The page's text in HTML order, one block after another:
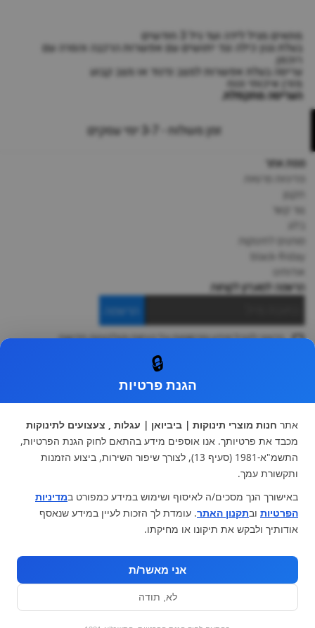
מתאים מגיל לידה ועד גיל 3 חודשים
בעלת גגון כילה נגד יתושים עם אפשרות הרכבה והסרה עם
רוכסן.
עריסה בעלת אפשרות למצב נדנוד או מצב קבוע
מזרן איכותי ונוח
העריסה מתקפלת.
זמן משלוח - 3-7 ימי עסקים
מפת אתר
צור קשר
מותגים לתינוקות
black-friday
אודותינו
הרשמה למועדון לקוחות
הרשמה
ברצוני לקבל מידע ופרסומות על הנחות וקולקציות חדשות
עגלות וטיולונים
כיסא בטיחות ואביזרים
ריהוט לתינוקות
מצעים למיטת תינוק וטקסטיל
צעצועי ילדים
על גלגלים
הנקה והאכלה
מוצרי אמבטיה
מוזמנים לבקר אותנו:
🔒
הגנת פרטיות
אתר חנות מוצרי תינוקות | ביביואן | עגלות , צעצועים לתינוקות
מכבד את פרטיותך. אנו אוספים מידע בהתאם לחוק הגנת הפרטיות,
התשמ"א-1981 (סעיף 13), לצורך שיפור השירות, ביצוע הזמנות
ותקשורת עמך.
באישורך הנך מסכים/ה לאיסוף ושימוש במידע כמפורט במדיניות
הפרטיות ובתקנון האתר. עומדת לך הזכות לעיין במידע שנאסף
אודותיך ולבקש את תיקונו או מחיקתו.
אני מאשר/ת
לא, תודה